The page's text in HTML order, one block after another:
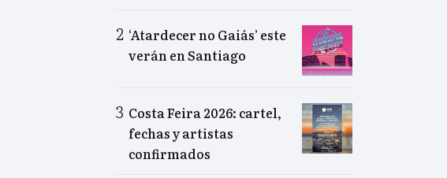
‘Atardecer no Gaiás’ este
verán en Santiago
Costa Feira 2026: cartel,
fechas y artistas
confirmados